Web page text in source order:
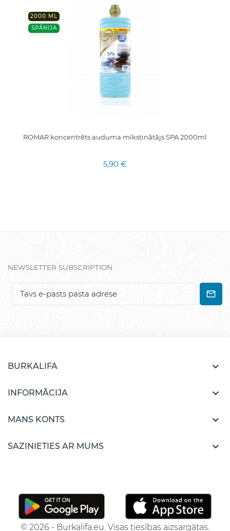
2000 ML
SPĀNIJA
ROMAR koncentrēts auduma mīkstinātājs SPA 2000ml
5,90 €
NEWSLETTER SUBSCRIPTION
BURKALIFA 
INFORMĀCIJA 
MANS KONTS 
SAZINIETIES AR MUMS 
© 2026 - Burkalifa.eu. Visas tiesības aizsargātas.